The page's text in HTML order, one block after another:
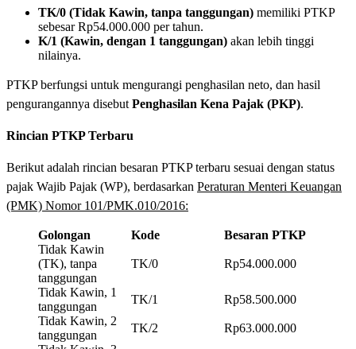
TK/0 (Tidak Kawin, tanpa tanggungan) memiliki PTKP
sebesar Rp54.000.000 per tahun.
K/1 (Kawin, dengan 1 tanggungan) akan lebih tinggi
nilainya.
PTKP berfungsi untuk mengurangi penghasilan neto, dan hasil
pengurangannya disebut Penghasilan Kena Pajak (PKP).
Rincian PTKP Terbaru
Berikut adalah rincian besaran PTKP terbaru sesuai dengan status
pajak Wajib Pajak (WP), berdasarkan Peraturan Menteri Keuangan
(PMK) Nomor 101/PMK.010/2016:
Golongan Kode
Besaran PTKP
Tidak Kawin
(TK), tanpa
tanggungan
TK/0 Rp54.000.000
Tidak Kawin, 1
tanggungan
TK/1
Rp58.500.000
Tidak Kawin, 2
tanggungan
TK/2
Rp63.000.000